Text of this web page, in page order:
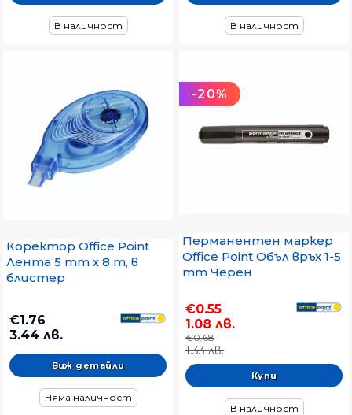
В наличност В наличност
Коректор Office Point
Лента 5 mm x 8 m, в
блистер
€1.76
3.44 лв.
Виж детайли
Няма наличност
-20%
Перманентен маркер
Office Point Объл връх 1-5
mm Черен
€0.55
1.08 лв.
€0.68
1.33 лв.
В наличност